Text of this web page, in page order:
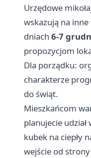
Urzędowe
wskazują na
dniach 6-7
propozycjom
Dla porządku:
charakterze
do świąt.
Mieszkańcom
planujecie
kubek na ciepły
wejście od